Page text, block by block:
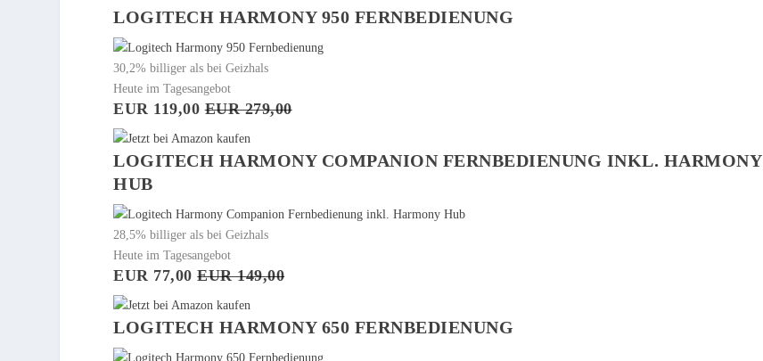
LOGITECH HARMONY 950 FERNBEDIENUNG
30,2% billiger als bei Geizhals
Heute im Tagesangebot
EUR 119,00EUR 279,00
LOGITECH HARMONY COMPANION FERNBEDIENUNG INKL. HARMONY
HUB
28,5% billiger als bei Geizhals
Heute im Tagesangebot
EUR 77,00EUR 149,00
LOGITECH HARMONY 650 FERNBEDIENUNG